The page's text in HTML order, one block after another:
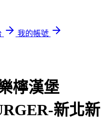
我的帳號
檸漢堡
新北新